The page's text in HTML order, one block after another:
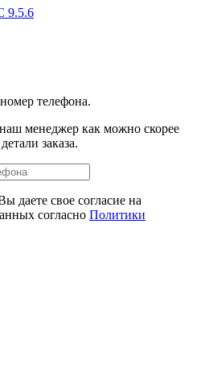
9.5.6
телефона.
менеджер как можно скорее
заказа.
даете свое согласие на
согласно Политики